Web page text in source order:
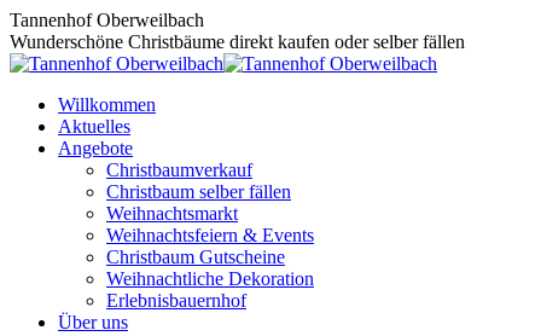
Zum
Inhalt
springen
Tannenhof Oberweilbach
Wunderschöne Christbäume direkt kaufen oder selber fällen
Willkommen
Aktuelles
Angebote
Christbaumverkauf
Christbaum selber fällen
Weihnachtsmarkt
Weihnachtsfeiern & Events
Christbaum Gutscheine
Weihnachtliche Dekoration
Erlebnisbauernhof
Über uns